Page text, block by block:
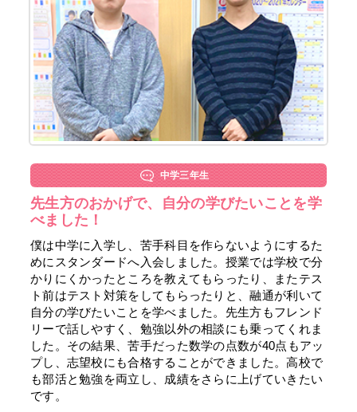
中学三年生
先生方のおかげで、自分の学びたいことを学
べました！
僕は中学に入学し、苦手科目を作らないようにするた
めにスタンダードへ入会しました。授業では学校で分
かりにくかったところを教えてもらったり、またテス
ト前はテスト対策をしてもらったりと、融通が利いて
自分の学びたいことを学べました。先生方もフレンド
リーで話しやすく、勉強以外の相談にも乗ってくれま
した。その結果、苦手だった数学の点数が40点もアッ
プし、志望校にも合格することができました。高校で
も部活と勉強を両立し、成績をさらに上げていきたい
です。